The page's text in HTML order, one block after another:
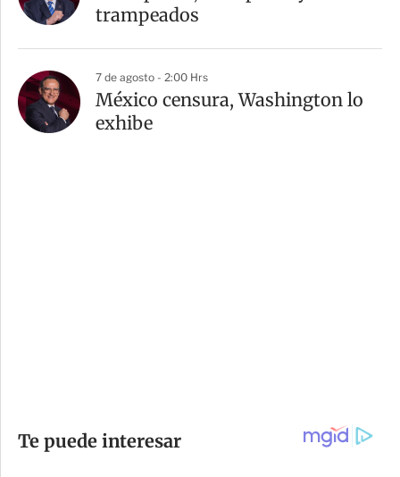
trampeados
7 de agosto - 2:00 Hrs
México censura, Washington lo
exhibe